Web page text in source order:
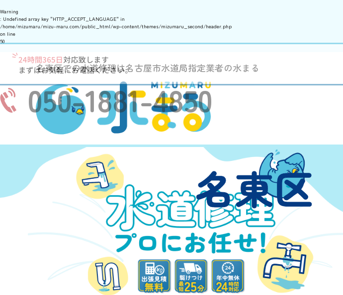
Warning
: Undefined array key "HTTP_ACCEPT_LANGUAGE" in
/home/mizumaru/mizu-maru.com/public_html/wp-content/themes/mizumaru_second/header.php
on line
50
名東区での水道修理は名古屋市水道局指定業者の水まる
名東区
050-1881-4850